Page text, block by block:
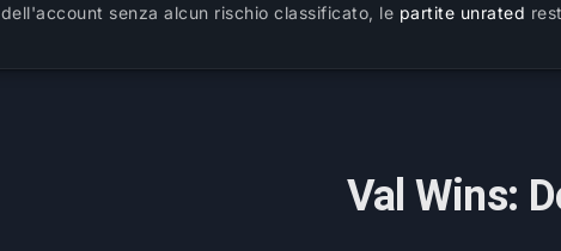
dell'account senza alcun rischio classificato, le partite unrated
Val Wins: